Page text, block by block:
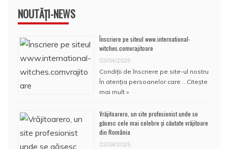
NOUTĂȚI-NEWS
Înscriere pe siteul www.international-
witches.comvrajitoare
03/04/2025
Condiţii de înscriere pe site-ul nostru
În atenţia persoanelor care …Citește
mai mult »
Vrăjitoarero, un site profesionist unde se
găsesc cele mai celebre și căutate vrăjitoare
din România
02/04/2025